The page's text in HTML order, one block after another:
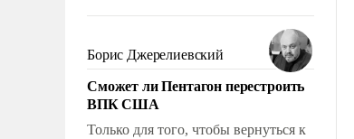
на себя ответственность, помогать
слабым, идти вперед и
адаптироваться.
Борис Джерелиевский
Сможет ли Пентагон перестроить
ВПК США
Только для того, чтобы вернуться к